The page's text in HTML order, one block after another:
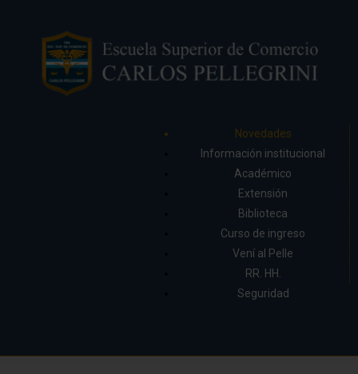
Novedades
Información institucional
Académico
Extensión
Biblioteca
Curso de ingreso
Vení al Pelle
RR. HH.
Seguridad